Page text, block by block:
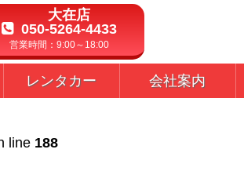
大在店
050-5264-4433
営業時間：9:00～18:00
レンタカー 会社案内
line 188